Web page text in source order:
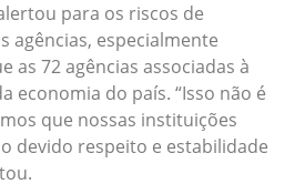
para os riscos de
agências, especialmente
as 72 agências associadas à
economia do país. “Isso não é
que nossas instituições
devido respeito e estabilidade